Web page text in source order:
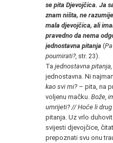
se pita Djevojčica. Ja
znam ništa, ne
mala djevojčica, ali
pravedno da nema
jednostavna pitanja (
poumirati?, str. 23).
Ta jednostavna pitanja,
jednostavna. Ni
kao svi mi? – pita, na
voljenu mačku. Bože,
umrijeti? // Hoće li
pitanja. Uz vrlo
svijesti djevojčice,
prepoznati svu onu